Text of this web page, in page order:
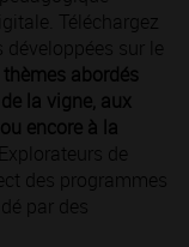
Téléchargez
développées sur le
thèmes abordés
la vigne, aux
encore à la
Explorateurs de
des programmes
par des